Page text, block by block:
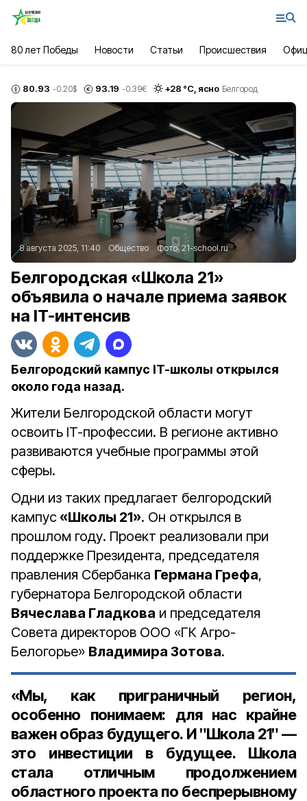
80 лет Победы Новости Статьи Происшествия
80.93 -0.20$ 93.19 -0.39€ +28 °С, ясно Белгород
8 августа 2025, 11:40 Общество Фото:21-school.ru
Белгородская «Школа 21»
объявила о начале приема заявок
на IT-интенсив
Белгородский кампус IT-школы открылся
около года назад.
Жители Белгородской области могут
освоить IT-профессии. В регионе активно
развиваются учебные программы этой
сферы.
Одни из таких предлагает белгородский
кампус «Школы 21». Он открылся в
прошлом году. Проект реализовали при
поддержке Президента, председателя
правления Сбербанка Германа Грефа,
губернатора Белгородской области
Вячеслава Гладкова и председателя
Совета директоров ООО «ГК Агро-
Белогорье» Владимира Зотова.
«Мы, как приграничный регион,
особенно понимаем: для нас крайне
важен образ будущего. И ʺШкола 21ʺ —
это инвестиции в будущее. Школа
стала отличным продолжением
областного проекта по беспрерывному